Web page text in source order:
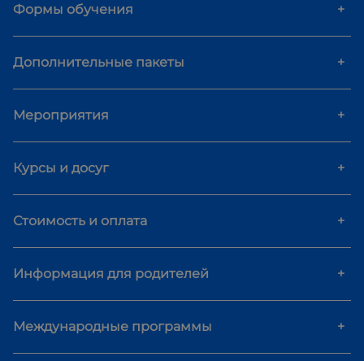
Формы обучения +
Дополнительные пакеты +
Мероприятия +
Курсы и досуг +
Стоимость и оплата +
Информация для родителей +
Международные программы +